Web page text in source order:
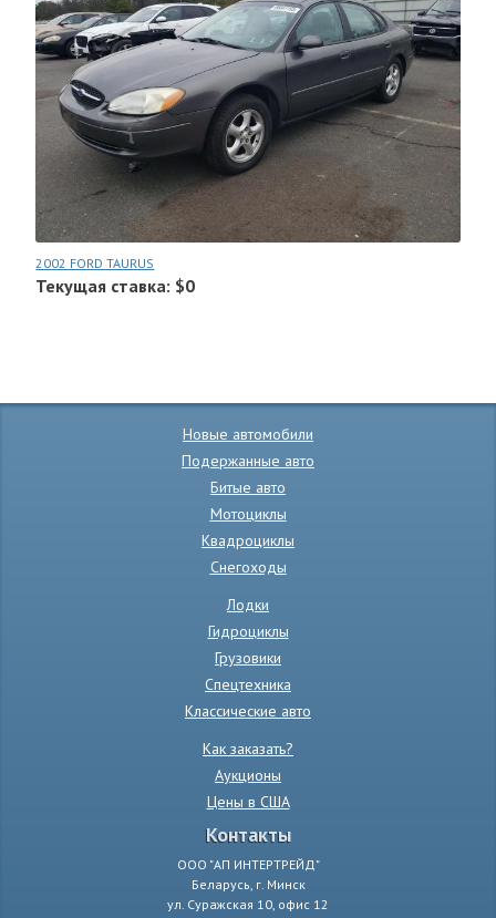
2002 FORD TAURUS
Текущая ставка: $0
Новые автомобили
Подержанные авто
Битые авто
Мотоциклы
Квадроциклы
Снегоходы
Лодки
Гидроциклы
Грузовики
Спецтехника
Классические авто
Как заказать?
Аукционы
Цены в США
Контакты
ООО "АП ИНТЕРТРЕЙД"
Беларусь, г. Минск
ул. Суражская 10, офис 12